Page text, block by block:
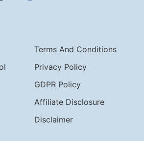
Terms And Conditions
Privacy Policy
GDPR Policy
Affiliate Disclosure
Disclaimer